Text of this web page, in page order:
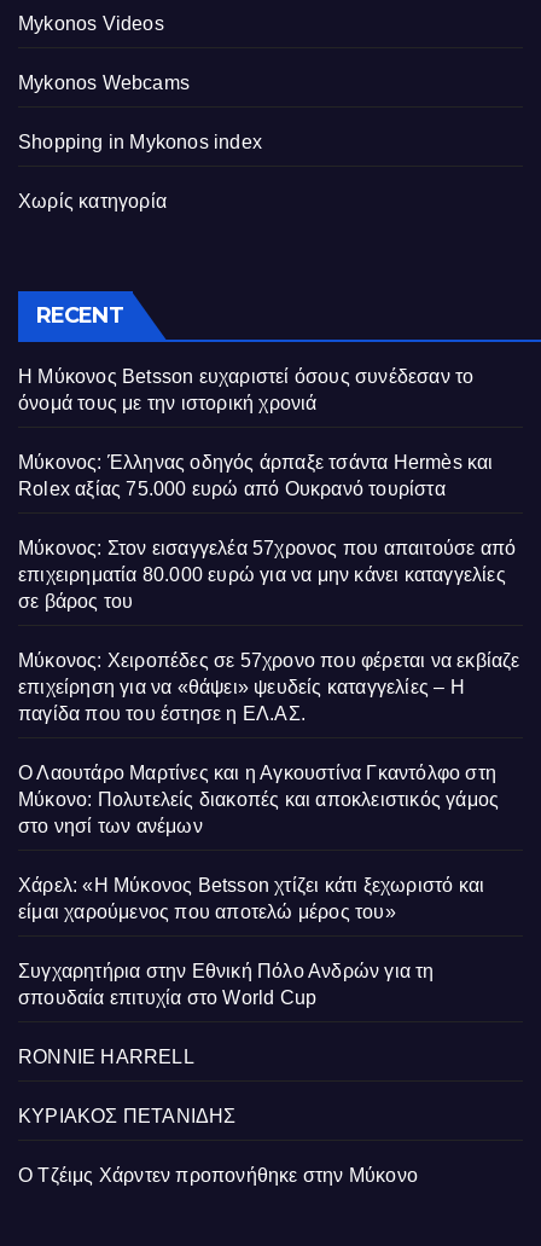
Mykonos Videos
Mykonos Webcams
Shopping in Mykonos index
Χωρίς κατηγορία
RECENT
Η Μύκονος Betsson ευχαριστεί όσους συνέδεσαν το
όνομά τους με την ιστορική χρονιά
Μύκονος: Έλληνας οδηγός άρπαξε τσάντα Hermès και
Rolex αξίας 75.000 ευρώ από Ουκρανό τουρίστα
Μύκονος: Στον εισαγγελέα 57χρονος που απαιτούσε από
επιχειρηματία 80.000 ευρώ για να μην κάνει καταγγελίες
σε βάρος του
Μύκονος: Χειροπέδες σε 57χρονο που φέρεται να εκβίαζε
επιχείρηση για να «θάψει» ψευδείς καταγγελίες – Η
παγίδα που του έστησε η ΕΛ.ΑΣ.
Ο Λαουτάρο Μαρτίνες και η Αγκουστίνα Γκαντόλφο στη
Μύκονο: Πολυτελείς διακοπές και αποκλειστικός γάμος
στο νησί των ανέμων
Χάρελ: «Η Μύκονος Betsson χτίζει κάτι ξεχωριστό και
είμαι χαρούμενος που αποτελώ μέρος του»
Συγχαρητήρια στην Εθνική Πόλο Ανδρών για τη
σπουδαία επιτυχία στο World Cup
RONNIE HARRELL
ΚΥΡΙΑΚΟΣ ΠΕΤΑΝΙΔΗΣ
Ο Τζέιμς Χάρντεν προπονήθηκε στην Μύκονο